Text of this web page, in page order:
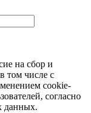
на сбор и
том числе с
cookie-
согласно
данных.